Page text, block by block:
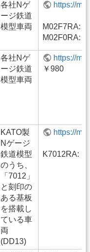
各社Nゲ
ージ鉄道
模型車両
https://
M02F7RA:
M02F0RA:
各社Nゲ
ージ鉄道
模型車両
https://
￥980
KATO製
Nゲージ
鉄道模型
のうち、
「7012」
と刻印の
ある基板
を搭載し
ている車
両
(DD13)
https://
K7012RA: